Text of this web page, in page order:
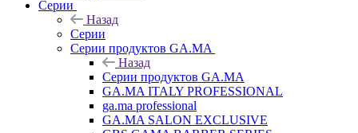
Серии
Назад
Серии
Серии продуктов GA.MA
Назад
Серии продуктов GA.MA
GA.MA ITALY PROFESSIONAL
ga.ma professional
GA.MA SALON EXCLUSIVE